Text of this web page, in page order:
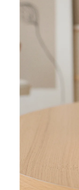
hvězdiček.